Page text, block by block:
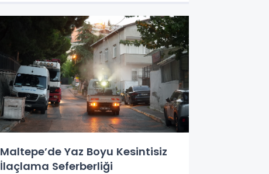
Maltepe’de Yaz Boyu Kesintisiz
İlaçlama Seferberliği